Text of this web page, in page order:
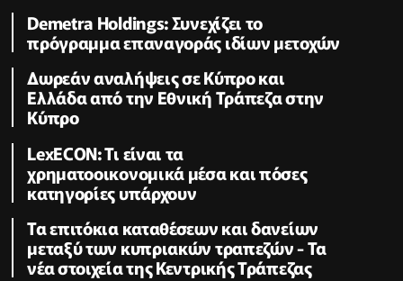
Demetra Holdings: Συνεχίζει το
πρόγραμμα επαναγοράς ιδίων μετοχών
Δωρεάν αναλήψεις σε Κύπρο και
Ελλάδα από την Εθνική Τράπεζα στην
Κύπρο
LexECON: Τι είναι τα
χρηματοοικονομικά μέσα και πόσες
κατηγορίες υπάρχουν
Τα επιτόκια καταθέσεων και δανείων
μεταξύ των κυπριακών τραπεζών - Τα
νέα στοιχεία της Κεντρικής Τράπεζας